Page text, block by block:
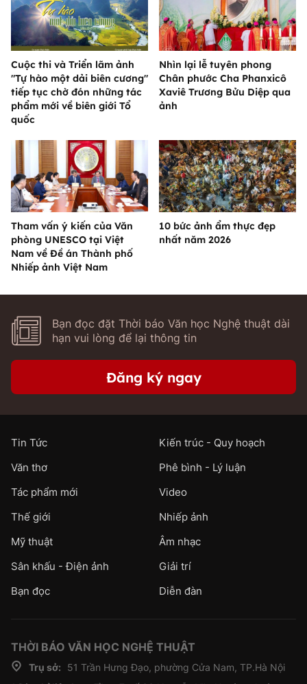
Cuộc thi và Triển lãm ảnh
"Tự hào một dải biên cương"
tiếp tục chờ đón những tác
phẩm mới về biên giới Tổ
quốc
Nhìn lại lễ tuyên phong
Chân phước Cha Phanxicô
Xaviê Trương Bửu Diệp qua
ảnh
Tham vấn ý kiến của Văn
phòng UNESCO tại Việt
Nam về Đề án Thành phố
Nhiếp ảnh Việt Nam
10 bức ảnh ẩm thực đẹp
nhất năm 2026
Bạn đọc đặt Thời báo Văn học Nghệ thuật dài
hạn vui lòng để lại thông tin
Đăng ký ngay
Tin Tức
Kiến trúc - Quy hoạch
Văn thơ
Phê bình - Lý luận
Tác phẩm mới
Video
Thế giới
Nhiếp ảnh
Mỹ thuật
Âm nhạc
Sân khấu - Điện ảnh
Giải trí
Bạn đọc
Diễn đàn
THỜI BÁO VĂN HỌC NGHỆ THUẬT
Trụ sở:
51 Trần Hưng Đạo, phường Cửa Nam, TP.Hà Nội